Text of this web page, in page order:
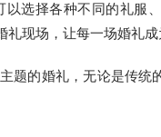
选择各种不同的礼服
现场，让每一场婚礼成
题的婚礼，无论是传统